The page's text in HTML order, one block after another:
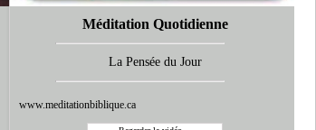
Méditation Quotidienne
La Pensée du Jour
www.meditationbiblique.ca